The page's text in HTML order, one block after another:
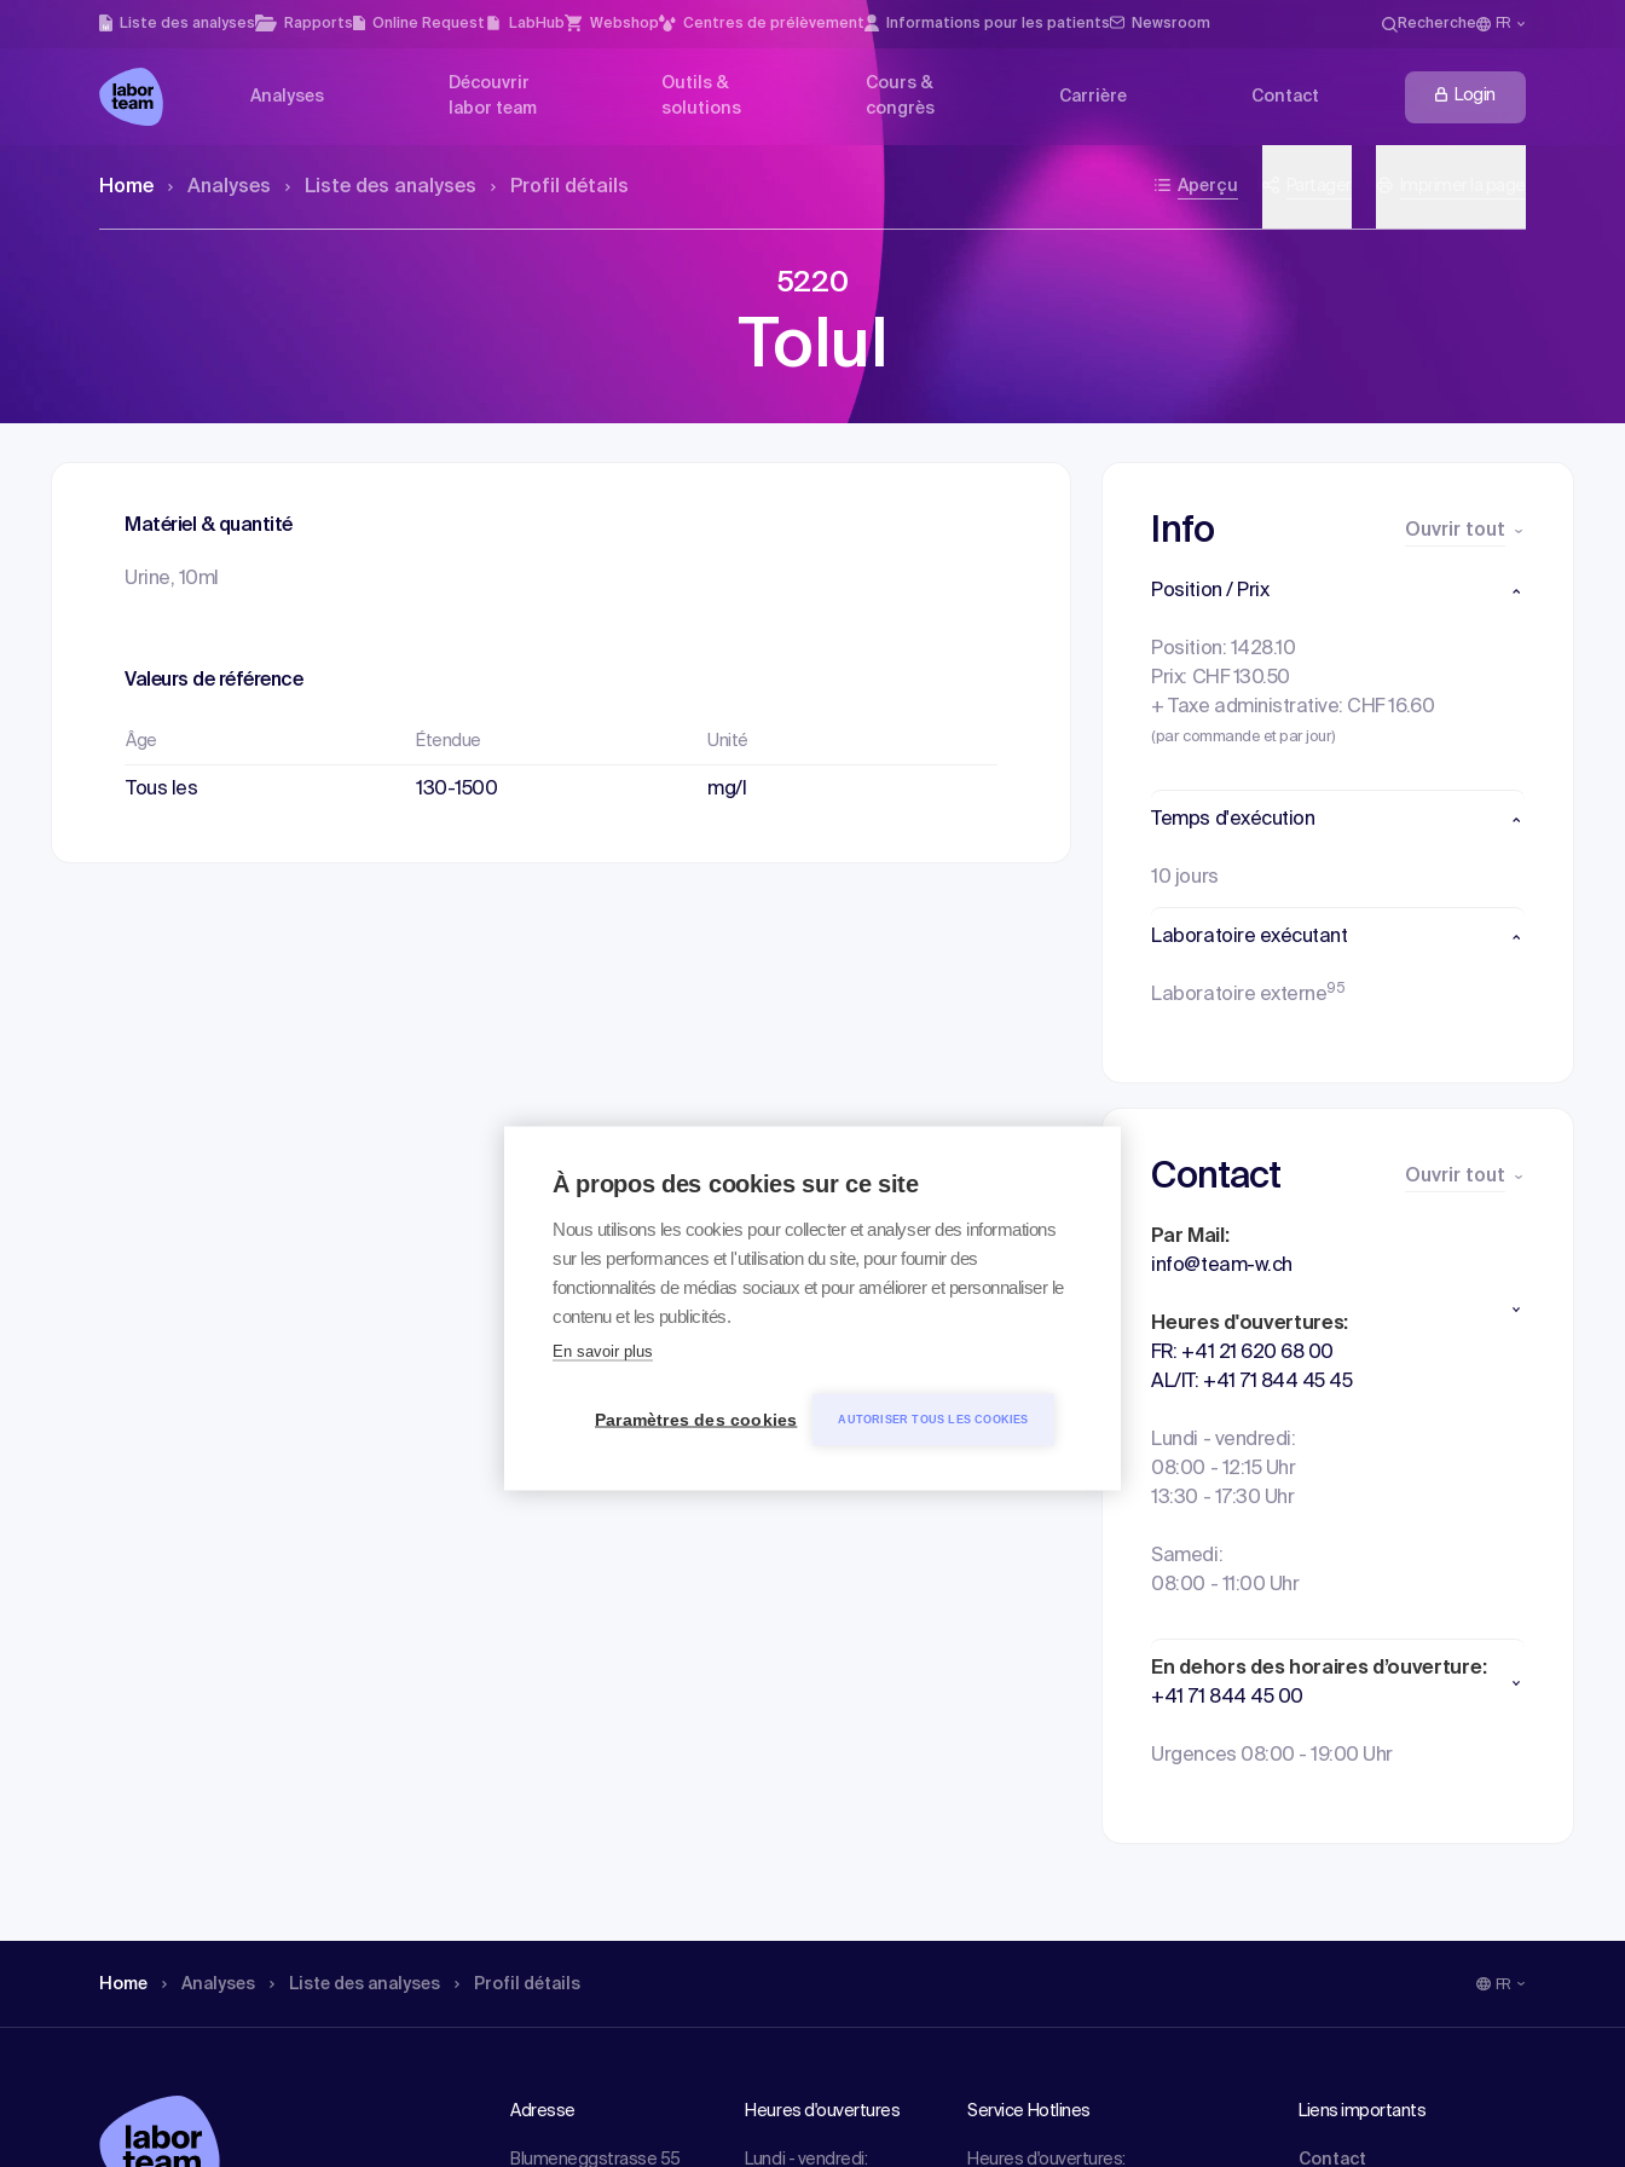
Liste des analyses Rapports Online Request LabHub Webshop Centres de prélèvement Infor­mations pour les patients Newsroom Recherche FR
Analyses
Découvrir
labor team
Outils &
solutions
Cours &
congrès
Carrière Contact Login
Home Analyses Liste des analyses Profil détails Aperçu
5220
Tolul
Matériel & quantité
Urine, 10ml
Valeurs de référence
Âge Étendue Unité
Tous les 130-1500 mg/l
Info Ouvrir tout
Position / Prix
Position: 1428.10
Prix: CHF 130.50
+ Taxe administrative: CHF 16.60
(par commande et par jour)
Temps d'exécution
10 jours
Laboratoire exécutant
Laboratoire externe95
Contact Ouvrir tout
Par Mail:
info@team-w.ch
Heures d'ouvertures:
FR: +41 21 620 68 00
AL/IT: +41 71 844 45 45
Lundi - vendredi:
08:00 - 12:15 Uhr
13:30 - 17:30 Uhr
Samedi:
08:00 - 11:00 Uhr
En dehors des horaires d’ouverture:
+41 71 844 45 00
Urgences 08:00 - 19:00 Uhr
Home Analyses Liste des analyses Profil détails FR
Adresse
Blumeneggstrasse 55
Heures d'ouvertures
Lundi - vendredi:
Service Hotlines
Heures d'ouvertures:
Liens importants
Contact
À propos des cookies sur ce site
Nous utilisons les cookies pour collecter et analyser des informations
sur les performances et l'utilisation du site, pour fournir des
fonctionnalités de médias sociaux et pour améliorer et personnaliser le
contenu et les publicités.
En savoir plus
Paramètres des cookies AUTORISER TOUS LES COOKIES